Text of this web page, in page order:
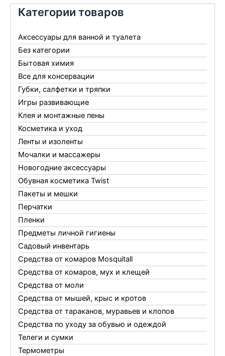
Категории товаров
Аксессуары для ванной и туалета
Без категории
Бытовая химия
Все для консервации
Губки, салфетки и тряпки
Игры развивающие
Клея и монтажные пены
Косметика и уход
Ленты и изоленты
Мочалки и массажеры
Новогодние аксессуары
Обувная косметика Twist
Пакеты и мешки
Перчатки
Пленки
Предметы личной гигиены
Садовый инвентарь
Средства от комаров Mosquitall
Средства от комаров, мух и клещей
Средства от моли
Средства от мышей, крыс и кротов
Средства от тараканов, муравьев и клопов
Средства по уходу за обувью и одеждой
Телеги и сумки
Термометры